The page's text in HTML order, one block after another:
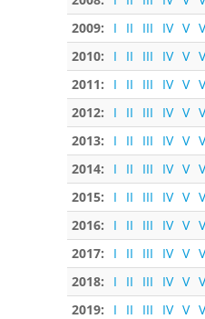
2009:
I II III IV V
2010:
I II III IV V
2011:
I II III IV V
2012:
I II III IV V
2013:
I II III IV V
2014:
I II III IV V
2015:
I II III IV V
2016:
I II III IV V
2017:
I II III IV V
2018:
I II III IV V
2019:
I II III IV V